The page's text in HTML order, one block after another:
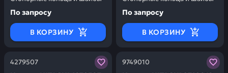
По запросу
В КОРЗИНУ
По запросу
В КОРЗИНУ
4279507
Заказывая запчасти у нас, вы получаете гарантию
9749010
Заказывая запчасти у